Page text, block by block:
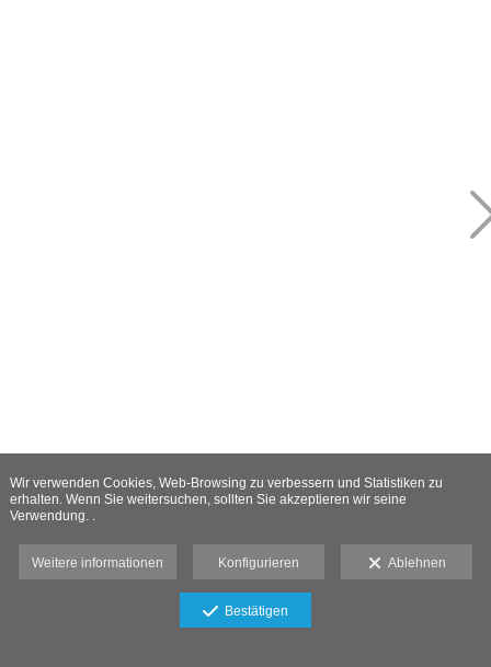
Wir verwenden Cookies, Web-Browsing zu verbessern und Statistiken zu
erhalten. Wenn Sie weitersuchen, sollten Sie akzeptieren wir seine
Verwendung. .
Weitere informationen Konfigurieren Ablehnen
Bestätigen